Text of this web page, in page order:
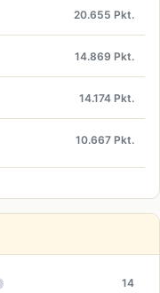
20.655 Pkt.
14.869 Pkt.
14.174 Pkt.
10.667 Pkt.
14